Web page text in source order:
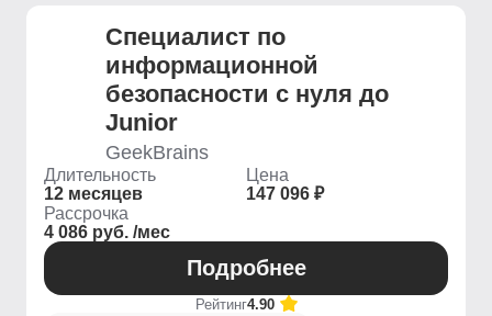
Специалист по
информационной
безопасности с нуля до
Junior
GeekBrains
Длительность
12 месяцев
Цена
147 096 ₽
Рассрочка
4 086 руб. /мес
Подробнее
Рейтинг4.90